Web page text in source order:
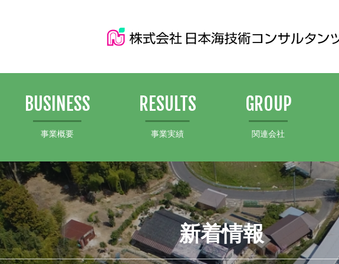
BUSINESS
事業概要
RESULTS
事業実績
GROUP
関連会社
新着情報